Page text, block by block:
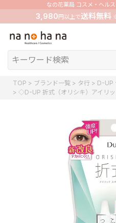
なの花薬局 コスメ・ヘル
3,980 円以上で送料無料※
TOP ブランド一覧 タ行
D-UP
◇D-UP 折式（オリシキ）アイリ